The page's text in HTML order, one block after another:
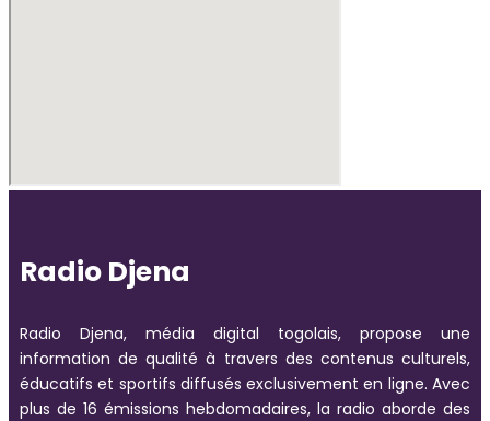
Radio Djena
Radio Djena, média digital togolais, propose une
information de qualité à travers des contenus culturels,
éducatifs et sportifs diffusés exclusivement en ligne. Avec
plus de 16 émissions hebdomadaires, la radio aborde des